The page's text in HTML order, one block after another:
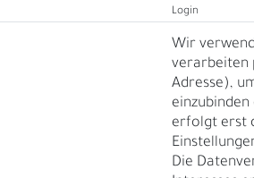
Ü
Login
B2B Login
Registrieren
Wunschliste
Warenkorb
Kasse
Wir
verarbeiten
Adresse),
erfolgt erst
Die